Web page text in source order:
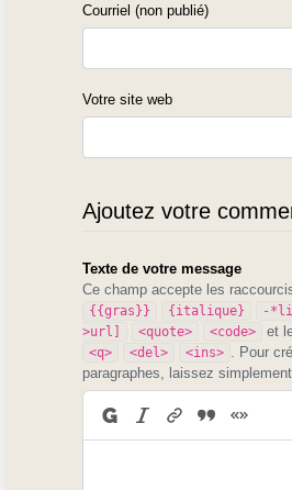
Courriel (non publié)
Votre site web
Ajoutez votre
Texte de votre message
Ce champ accepte les
{{gras}} {italique} -
>url]
<quote> <code> et
<q> <del> <ins>
. Pour
paragraphes, laissez